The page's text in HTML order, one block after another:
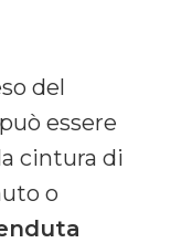
del
essere
cintura di
o